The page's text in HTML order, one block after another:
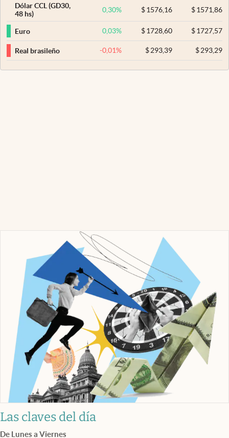
Dólar CCL (GD30,
48 hs)
0,30% $ 1576,16 $1571,86
Euro 0,03% $ 1728,60 $1727,57
Real brasileño -0,01% $293,39 $293,29
Las claves del día
De Lunes a Viernes